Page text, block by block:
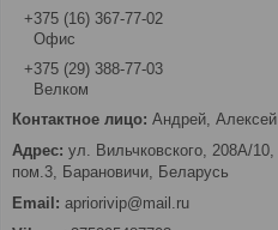
+375 (16) 367-77-02
Офис
+375 (29) 388-77-03
Велком
Андрей, Алексей
ул. Вильчковского, 208А/10,
пом.3, Барановичи, Беларусь
apriorivip@mail.ru